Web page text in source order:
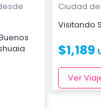
Ciudad
Visitando
$1,189
Ver